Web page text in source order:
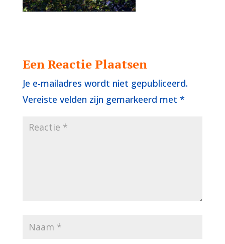
Een Reactie Plaatsen
Je e-mailadres wordt niet gepubliceerd.
Vereiste velden zijn gemarkeerd met *